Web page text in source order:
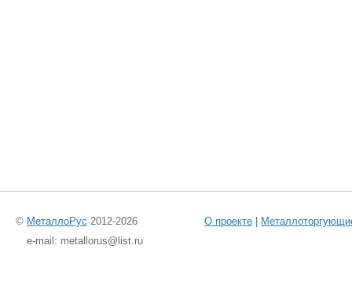
© МеталлоРус 2012-2026 О проекте
e-mail: metallorus@list.ru